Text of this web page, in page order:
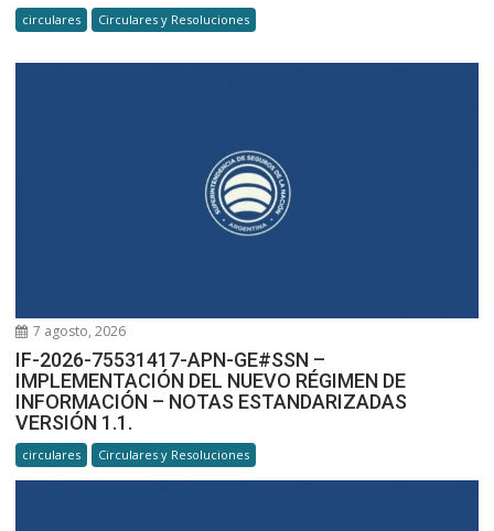
circulares Circulares y Resoluciones
7 agosto, 2026
IF-2026-75531417-APN-GE#SSN –
IMPLEMENTACIÓN DEL NUEVO RÉGIMEN DE
INFORMACIÓN – NOTAS ESTANDARIZADAS
VERSIÓN 1.1.
circulares Circulares y Resoluciones